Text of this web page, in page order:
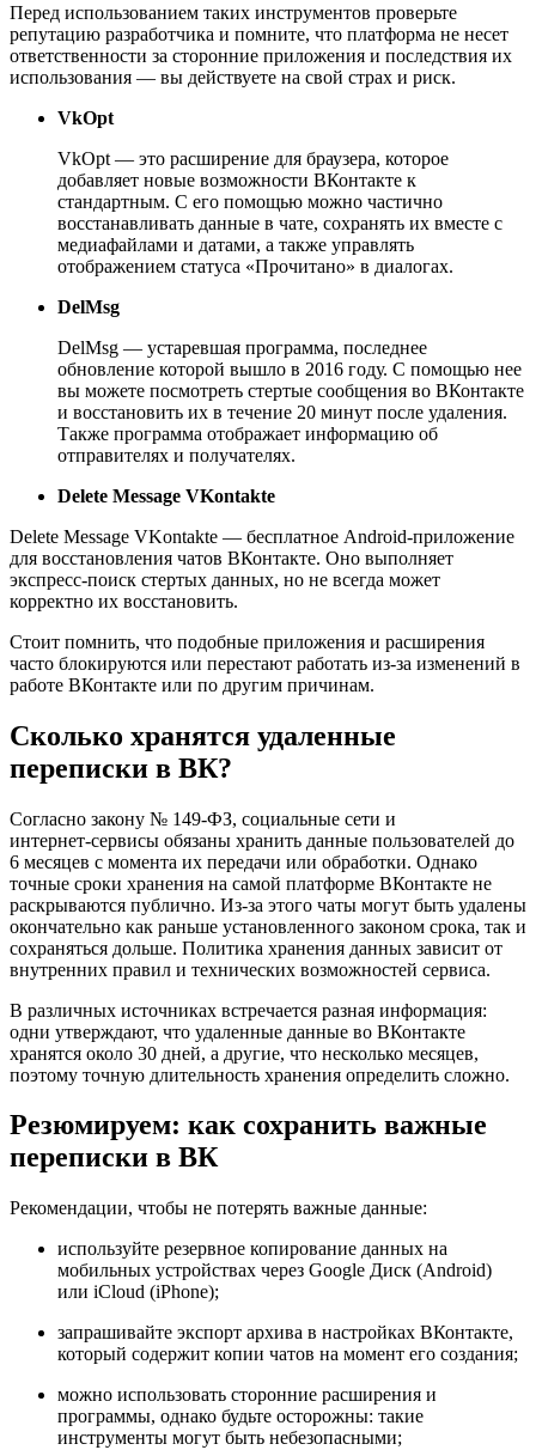
Перед использованием таких инструментов проверьте
репутацию разработчика и помните, что платформа не несет
ответственности за сторонние приложения и последствия их
использования — вы действуете на свой страх и риск.
VkOpt
VkOpt — это расширение для браузера, которое
добавляет новые возможности ВКонтакте к
стандартным. С его помощью можно частично
восстанавливать данные в чате, сохранять их вместе с
медиафайлами и датами, а также управлять
отображением статуса «Прочитано» в диалогах.
DelMsg
DelMsg — устаревшая программа, последнее
обновление которой вышло в 2016 году. С помощью нее
вы можете посмотреть стертые сообщения во ВКонтакте
и восстановить их в течение 20 минут после удаления.
Также программа отображает информацию об
отправителях и получателях.
Delete Message VKontakte
Delete Message VKontakte — бесплатное Android-приложение
для восстановления чатов ВКонтакте. Оно выполняет
экспресс-поиск стертых данных, но не всегда может
корректно их восстановить.
Стоит помнить, что подобные приложения и расширения
часто блокируются или перестают работать из-за изменений в
работе ВКонтакте или по другим причинам.
Сколько хранятся удаленные
переписки в ВК?
Согласно закону № 149-ФЗ, социальные сети и
интернет‑сервисы обязаны хранить данные пользователей до
6 месяцев с момента их передачи или обработки. Однако
точные сроки хранения на самой платформе ВКонтакте не
раскрываются публично. Из-за этого чаты могут быть удалены
окончательно как раньше установленного законом срока, так и
сохраняться дольше. Политика хранения данных зависит от
внутренних правил и технических возможностей сервиса.
В различных источниках встречается разная информация:
одни утверждают, что удаленные данные во ВКонтакте
хранятся около 30 дней, а другие, что несколько месяцев,
поэтому точную длительность хранения определить сложно.
Резюмируем: как сохранить важные
переписки в ВК
Рекомендации, чтобы не потерять важные данные:
используйте резервное копирование данных на
мобильных устройствах через Google Диск (Android)
или iCloud (iPhone);
запрашивайте экспорт архива в настройках ВКонтакте,
который содержит копии чатов на момент его создания;
можно использовать сторонние расширения и
программы, однако будьте осторожны: такие
инструменты могут быть небезопасными;